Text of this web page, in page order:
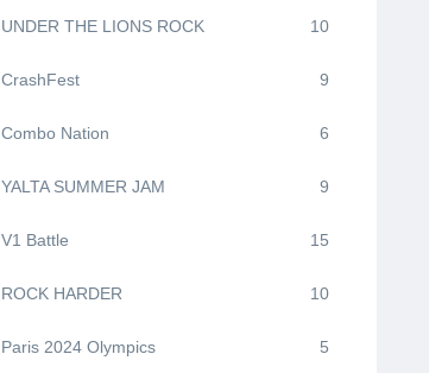
UNDER THE LIONS ROCK 10
CrashFest 9
Combo Nation 6
YALTA SUMMER JAM 9
V1 Battle 15
ROCK HARDER 10
Paris 2024 Olympics 5